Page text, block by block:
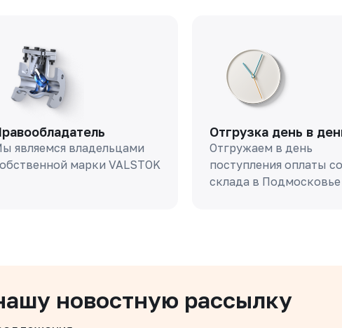
являемся владельцами
марки VALSTOK
Отгрузка день в
Отгружаем в день
поступления оплаты со
склада в Подмосковье
новостную рассылку